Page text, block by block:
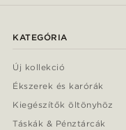
KATEGÓRIA
Új kollekció
Ékszerek és karórák
Kiegészítők öltönyhöz
Táskák & Pénztárcák